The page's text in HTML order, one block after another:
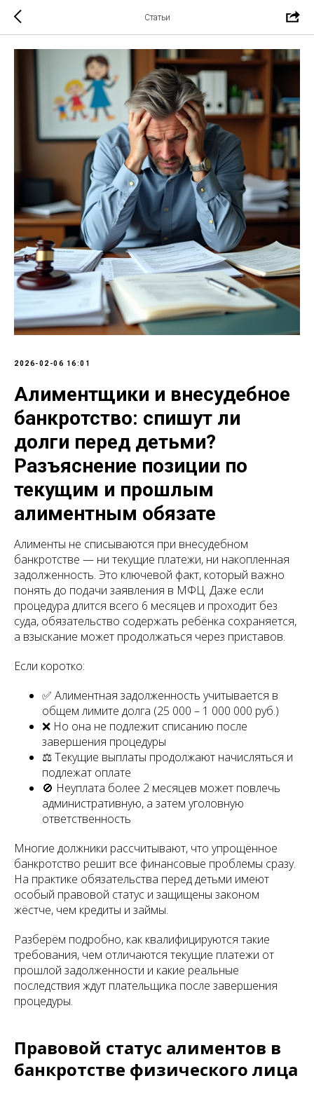
Статьи
2026-02-06 16:01
Алиментщики и внесудебное
банкротство: спишут ли
долги перед детьми?
Разъяснение позиции по
текущим и прошлым
алиментным обязате
Алименты не списываются при внесудебном
банкротстве — ни текущие платежи, ни накопленная
задолженность. Это ключевой факт, который важно
понять до подачи заявления в МФЦ. Даже если
процедура длится всего 6 месяцев и проходит без
суда, обязательство содержать ребёнка сохраняется,
а взыскание может продолжаться через приставов.
Если коротко:
✅ Алиментная задолженность учитывается в
общем лимите долга (25 000 – 1 000 000 руб.)
❌ Но она не подлежит списанию после
завершения процедуры
⚖ Текущие выплаты продолжают начисляться и
подлежат оплате
🚫 Неуплата более 2 месяцев может повлечь
административную, а затем уголовную
ответственность
Многие должники рассчитывают, что упрощённое
банкротство решит все финансовые проблемы сразу.
На практике обязательства перед детьми имеют
особый правовой статус и защищены законом
жёстче, чем кредиты и займы.
Разберём подробно, как квалифицируются такие
требования, чем отличаются текущие платежи от
прошлой задолженности и какие реальные
последствия ждут плательщика после завершения
процедуры.
Правовой статус алиментов в
банкротстве физического лица